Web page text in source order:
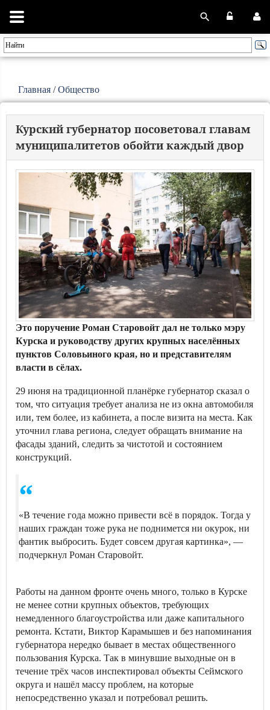
Главная /Общество
Курский губернатор посоветовал главам
муниципалитетов обойти каждый двор
Это поручение Роман Старовойт дал не только мэру
Курска и руководству других крупных населённых
пунктов Соловьиного края, но и представителям
власти в сёлах.
29 июня на традиционной планёрке губернатор сказал о
том, что ситуация требует анализа не из окна автомобиля
или, тем более, из кабинета, а после визита на места. Как
уточнил глава региона, следует обращать внимание на
фасады зданий, следить за чистотой и состоянием
конструкций.
«В течение года можно привести всё в порядок. Тогда у
наших граждан тоже рука не поднимется ни окурок, ни
фантик выбросить. Будет совсем другая картинка», —
подчеркнул Роман Старовойт.
Работы на данном фронте очень много, только в Курске
не менее сотни крупных объектов, требующих
немедленного благоустройства или даже капитального
ремонта. Кстати, Виктор Карамышев и без напоминания
губернатора нередко бывает в местах общественного
пользования Курска. Так в минувшие выходные он в
течение трёх часов инспектировал объекты Сеймского
округа и нашёл массу проблем, на которые
непосредственно указал и потребовал решить.